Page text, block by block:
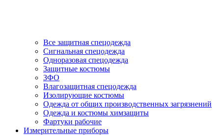
Все защитная спецодежда
Сигнальная спецодежда
Одноразовая спецодежда
Защитные костюмы
ЗФО
Влагозащитная спецодежда
Изолирующие костюмы
Одежда от общих производственных загрязнений
Одежда и костюмы химзащиты
Фартуки рабочие
Измерительные приборы